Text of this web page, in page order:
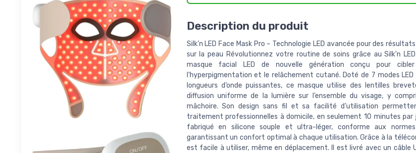
Description du produit
Silk’n LED Face Mask Pro – Technologie LED avancée pour des
sur la peau Révolutionnez votre routine de soins grâce au Silk’n
masque facial LED de nouvelle génération conçu pour cibler
l’hyperpigmentation et le relâchement cutané. Doté de 7 modes
longueurs d’onde puissantes, ce masque utilise des lentilles
diffusion uniforme de la lumière sur l’ensemble du visage, y
mâchoire. Son design sans fil et sa facilité d’utilisation
traitement professionnelles à domicile, en seulement 10 minutes par
fabriqué en silicone souple et ultra-léger, conforme aux normes
garantissant un confort optimal à chaque utilisation. Grâce à la
est facile à utiliser, même en déplacement. Il est livré avec un câble